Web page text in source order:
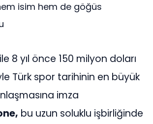
isim hem de göğüs
ile 8 yıl önce 150 milyon doları
Türk spor tarihinin en büyük
imza
bu uzun soluklu işbirliğinde